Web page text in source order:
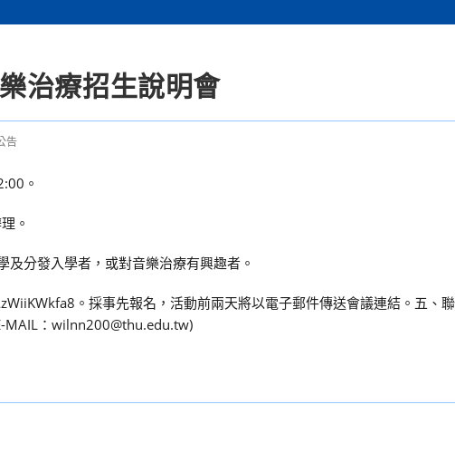
治療招生說明會
告
。
。
分發入學者，或對音樂治療有興趣者。
。採事先報名，活動前兩天將以電子郵件傳送會議連結。五、
MAIL：wilnn200@thu.edu.tw)